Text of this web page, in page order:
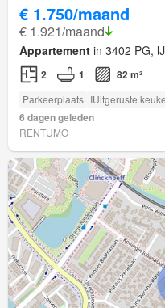
€ 1.750/maand
€ 1.921/maand
Appartement in 3402 PG,
2 1 82 m²
Parkeerplaats IUitgeruste
6 dagen geleden
RENTUMO